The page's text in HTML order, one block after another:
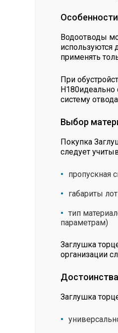
Водоотводы
используются
применять
При
Н180идеально
систему
Выбор
Покупка
следует
пропускная
габариты
тип
параметрам)
Заглушка
организации
Заглушка